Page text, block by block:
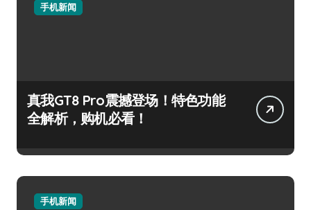
手机新闻
真我GT8 Pro震撼登场！特色功能
全解析，购机必看！
手机新闻